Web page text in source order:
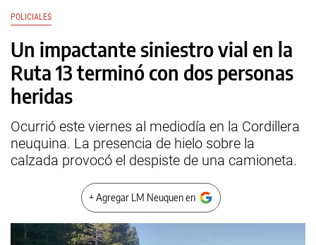
POLICIALES
Un impactante siniestro vial en la
Ruta 13 terminó con dos personas
heridas
Ocurrió este viernes al mediodía en la Cordillera
neuquina. La presencia de hielo sobre la
calzada provocó el despiste de una camioneta.
+ Agregar LM Neuquen en